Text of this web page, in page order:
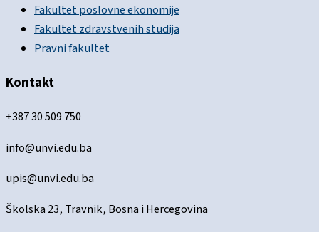
Fakultet poslovne ekonomije
Fakultet zdravstvenih studija
Pravni fakultet
Kontakt
+387 30 509 750
info@unvi.edu.ba
upis@unvi.edu.ba
Školska 23, Travnik, Bosna i Hercegovina